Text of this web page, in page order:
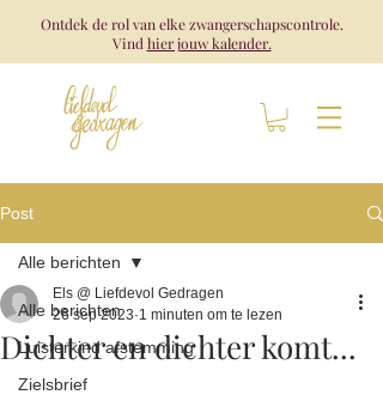
Ontdek de rol van elke zwangerschapscontrole.
Vind hier jouw kalender.
Post
Alle berichten
Luisterkind afstemming
Zielsbrief
Alle berichten
Dichter en dichter komt...
Els @ Liefdevol Gedragen
26 sep 2023 1 minuten om te lezen